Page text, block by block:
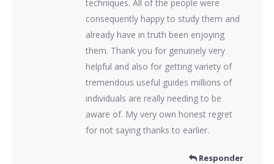
techniques. All of the people were
consequently happy to study them and
already have in truth been enjoying
them. Thank you for genuinely very
helpful and also for getting variety of
tremendous useful guides millions of
individuals are really needing to be
aware of. My very own honest regret
for not saying thanks to earlier.
Responder